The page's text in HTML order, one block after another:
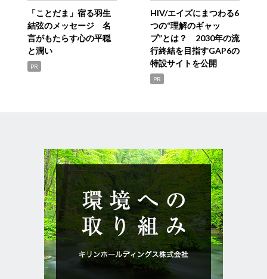
「ことだま」宿る羽生
結弦のメッセージ 名
言がもたらす心の平穏
と潤い
PR
HIV/エイズにまつわる6
つの“理解のギャッ
プ”とは？ 2030年の流
行終結を目指すGAP6の
特設サイトを公開
PR